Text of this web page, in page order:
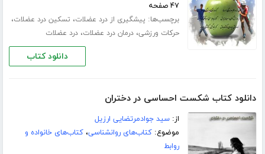
۴۷ صفحه
برچسب‌ها: پیشگیری از درد عضلات، تسکین درد عضلات،
حرکات ورزشی،درمان درد عضلات،درد عضلات
دانلود کتاب
دانلود کتاب شکست احساسی در دختران
از:سید جوادمرتضایی ارزیل
موضوع:کتاب‌های روانشناسی،کتاب‌های خانواده و
روابط